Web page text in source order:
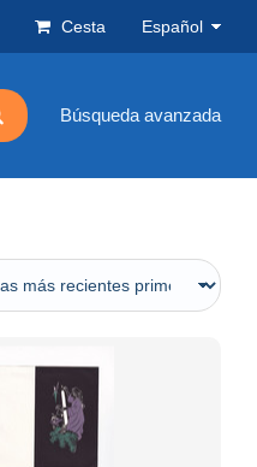
Cesta Español
Búsqueda avanzada